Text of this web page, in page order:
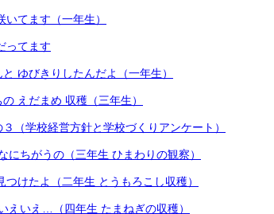
てます（一年生）
ってます
ゆびきりしたんだよ（一年生）
えだまめ 収穫（三年生）
（学校経営方針と学校づくりアンケート）
ちがうの（三年生 ひまわりの観察）
けたよ（二年生 とうもろこし収穫）
いえ…（四年生 たまねぎの収穫）